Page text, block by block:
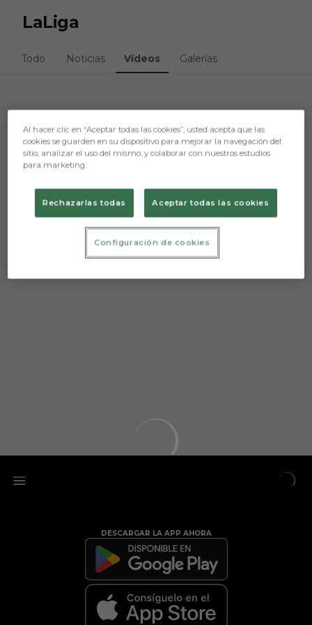
LaLiga
Todo Noticias Vídeos Galerías
Lo sentimos, no hemos encontrado nada.
Intenta otra búsqueda.
DESCARGAR LA APP AHORA
Al hacer clic en “Aceptar todas las cookies”, usted acepta que las
cookies se guarden en su dispositivo para mejorar la navegación del
sitio, analizar el uso del mismo, y colaborar con nuestros estudios
para marketing.
Rechazarlas todas Aceptar todas las cookies
Configuración de cookies